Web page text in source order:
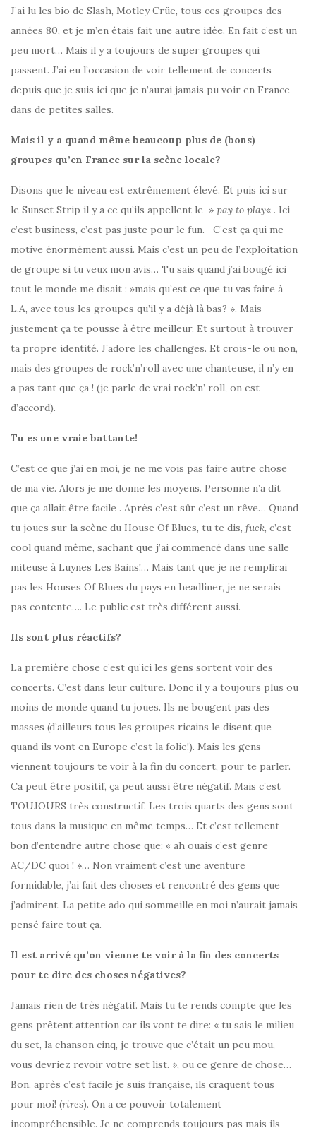
J’ai lu les bio de Slash, Motley Crüe, tous ces groupes des
années 80, et je m’en étais fait une autre idée. En fait c’est un
peu mort… Mais il y a toujours de super groupes qui
passent. J’ai eu l’occasion de voir tellement de concerts
depuis que je suis ici que je n’aurai jamais pu voir en France
dans de petites salles.
Mais il y a quand même beaucoup plus de (bons)
groupes qu’en France sur la scène locale?
Disons que le niveau est extrêmement élevé. Et puis ici sur
le Sunset Strip il y a ce qu’ils appellent le » pay to play« . Ici
c’est business, c’est pas juste pour le fun. C’est ça qui me
motive énormément aussi. Mais c’est un peu de l’exploitation
de groupe si tu veux mon avis… Tu sais quand j’ai bougé ici
tout le monde me disait : »mais qu’est ce que tu vas faire à
L.A, avec tous les groupes qu’il y a déjà là bas? ». Mais
justement ça te pousse à être meilleur. Et surtout à trouver
ta propre identité. J’adore les challenges. Et crois-le ou non,
mais des groupes de rock’n’roll avec une chanteuse, il n’y en
a pas tant que ça ! (je parle de vrai rock’n’ roll, on est
d’accord).
Tu es une vraie battante!
C’est ce que j’ai en moi, je ne me vois pas faire autre chose
de ma vie. Alors je me donne les moyens. Personne n’a dit
que ça allait être facile . Après c’est sûr c’est un rêve… Quand
tu joues sur la scène du House Of Blues, tu te dis, fuck, c’est
cool quand même, sachant que j’ai commencé dans une salle
miteuse à Luynes Les Bains!… Mais tant que je ne remplirai
pas les Houses Of Blues du pays en headliner, je ne serais
pas contente…. Le public est très différent aussi.
Ils sont plus réactifs?
La première chose c’est qu’ici les gens sortent voir des
concerts. C’est dans leur culture. Donc il y a toujours plus ou
moins de monde quand tu joues. Ils ne bougent pas des
masses (d’ailleurs tous les groupes ricains le disent que
quand ils vont en Europe c’est la folie!). Mais les gens
viennent toujours te voir à la fin du concert, pour te parler.
Ca peut être positif, ça peut aussi être négatif. Mais c’est
TOUJOURS très constructif. Les trois quarts des gens sont
tous dans la musique en même temps… Et c’est tellement
bon d’entendre autre chose que: « ah ouais c’est genre
AC/DC quoi ! »… Non vraiment c’est une aventure
formidable, j’ai fait des choses et rencontré des gens que
j’admirent. La petite ado qui sommeille en moi n’aurait jamais
pensé faire tout ça.
Il est arrivé qu’on vienne te voir à la fin des concerts
pour te dire des choses négatives?
Jamais rien de très négatif. Mais tu te rends compte que les
gens prêtent attention car ils vont te dire: « tu sais le milieu
du set, la chanson cinq, je trouve que c’était un peu mou,
vous devriez revoir votre set list. », ou ce genre de chose…
Bon, après c’est facile je suis française, ils craquent tous
pour moi! (rires). On a ce pouvoir totalement
incompréhensible. Je ne comprends toujours pas mais ils